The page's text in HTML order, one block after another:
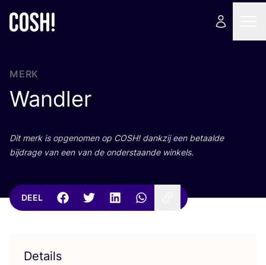
MERK
Wandler
Dit merk is opge­no­men op COSH! dank­zij een betaal­de
bij­dra­ge van een van de onder­staan­de winkels.
DEEL
Details